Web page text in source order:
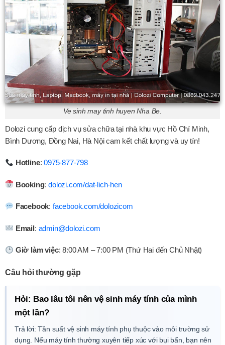
Ve sinh may tinh huyen Nha Be.
Dolozi cung cấp dịch vụ sửa chữa tại nhà khu vực Hồ Chí Minh,
Bình Dương, Đồng Nai, Hà Nội cam kết chất lượng và uy tín!
Hotline:0975-877-798
Booking:dolozi.com/dat-lich-hen
Facebook: facebook.com/dolozicom
Email: admin@dolozi.com
Giờ làm việc: 8:00 AM – 7:00 PM (Thứ Hai đến Chủ Nhật)
Câu hỏi thường gặp
Hỏi: Bao lâu tôi nên vệ sinh máy tính của mình
một lần?
Trả lời: Tần suất vệ sinh máy tính phụ thuộc vào môi trường sử
dụng. Nếu máy tính thường xuyên tiếp xúc với bụi bẩn, bạn nên